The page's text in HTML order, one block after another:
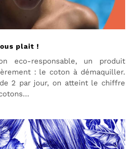
plait !
eco-responsable, un produit
: le coton à démaquiller.
2 par jour, on atteint le chiffre